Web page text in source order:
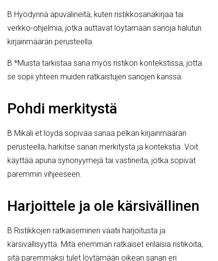
B Hyödynnä apuvälineitä, kuten ristikkosanakirjaa tai
verkko-ohjelmia, jotka auttavat löytämään sanoja halutun
kirjainmäärän perusteella.
B *Muista tarkistaa sana myös ristikon kontekstissa, jotta
se sopii yhteen muiden ratkaistujen sanojen kanssa.
Pohdi merkitystä
B Mikäli et löydä sopivaa sanaa pelkän kirjainmäärän
perusteella, harkitse sanan merkitystä ja kontekstia. Voit
käyttää apuna synonyymejä tai vastineita, jotka sopivat
paremmin vihjeeseen.
Harjoittele ja ole kärsivällinen
B Ristikkojen ratkaiseminen vaatii harjoitusta ja
kärsivällisyyttä. Mitä enemmän ratkaiset erilaisia ristikoita,
sitä paremmaksi tulet löytämään oikean sanan eri